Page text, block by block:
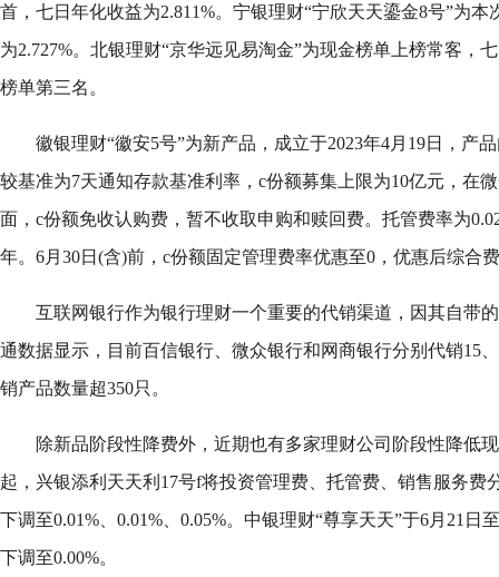
首，七日年化收益为2.811%。宁银理财“宁欣天天鎏金8号”为
为2.727%。北银理财“京华远见易淘金”为现金榜单上榜常客，
榜单第三名。
徽银理财“徽安5号”为新产品，成立于2023年4月19日，产
较基准为7天通知存款基准利率，c份额募集上限为10亿元，在
面，c份额免收认购费，暂不收取申购和赎回费。托管费率为
年。6月30日(含)前，c份额固定管理费率优惠至0，优惠后综合
互联网银行作为银行理财一个重要的代销渠道，因其自带
通数据显示，目前百信银行、微众银行和网商银行分别代销15
销产品数量超350只。
除新品阶段性降费外，近期也有多家理财公司阶段性降低
起，兴银添利天天利17号f将投资管理费、托管费、销售服务费
下调至0.01%、0.01%、0.05%。中银理财“尊享天天”于6月21日
下调至0.00%。